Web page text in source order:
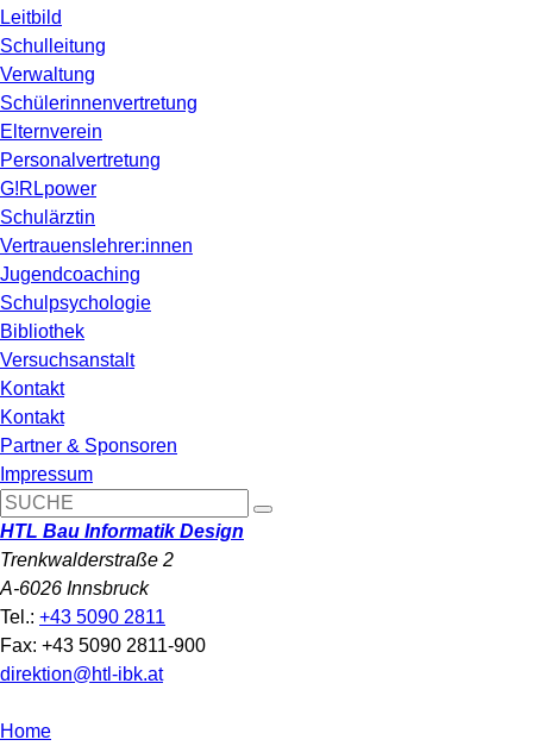
Leitbild
Schulleitung
Verwaltung
Schülerinnenvertretung
Elternverein
Personalvertretung
G!RLpower
Schulärztin
Vertrauenslehrer:innen
Jugendcoaching
Schulpsychologie
Bibliothek
Versuchsanstalt
Kontakt
Kontakt
Partner & Sponsoren
Impressum
HTL Bau Informatik Design
Trenkwalderstraße 2
A-6026 Innsbruck
Tel.: +43 5090 2811
Fax: +43 5090 2811-900
direktion@htl-ibk.at
Home